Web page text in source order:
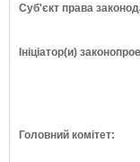
Суб'єкт права
Ініціатор(и)
Головний комітет: